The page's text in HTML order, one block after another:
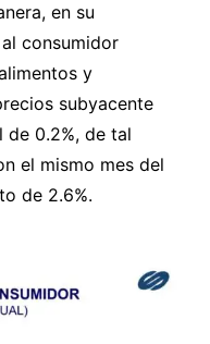
en su
consumidor
y
subyacente
de 0.2%, de tal
el mismo mes del
de 2.6%.